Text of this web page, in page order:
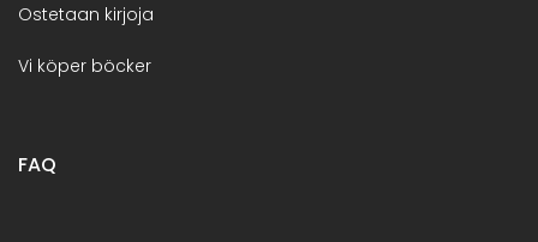
Ostetaan kirjoja
Vi köper böcker
FAQ